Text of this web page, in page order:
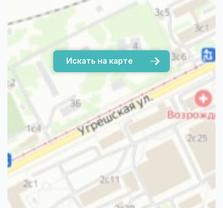
Искать на карте